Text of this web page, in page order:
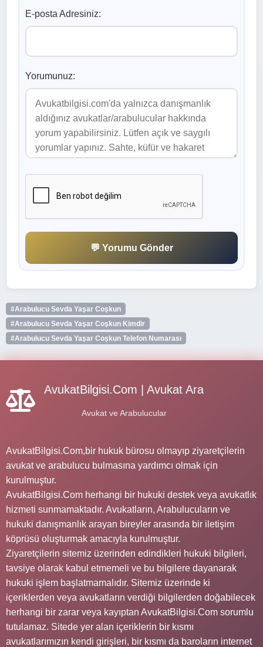
E-posta Adresiniz:
Yorumunuz:
💬 Yorumu Gönder
#Arabulucu Sevda Yaşar Coşkun
#Arabulucu Sevda Yaşar Coşkun Kimdir
#Arabulucu Sevda Yaşar Coşkun Telefon Numarası
AvukatBilgisi.Com | Avukat Ara
Avukat ve Arabulucular
AvukatBilgisi.Com,bir hukuk bürosu olmayıp ziyaretçilerin
avukat ve arabulucu bulmasına yardımcı olmak için
kurulmuştur.
AvukatBilgisi.Com herhangi bir hukuki destek veya avukatlık
hizmeti sunmamaktadır. Avukatların, Arabulucuların ve
hukuki danışmanlık arayan bireyler arasında bir iletişim
köprüsü oluşturmak amacıyla kurulmuştur.
Ziyaretçilerin sitemiz üzerinden edindikleri hukuki bilgileri,
tavsiye olarak kabul etmemeli ve bu bilgilere dayanarak
hukuki işlem başlatmamalıdır. Sitemiz üzerinde ki
içeriklerden veya avukatların verdiği bilgilerden doğabilecek
herhangi bir zarar veya kayıptan AvukatBilgisi.Com sorumlu
tutulamaz. Sitede yer alan içeriklerin bir kısmı
avukatlarımızın kendi girişleri, bir kısmı da baroların internet